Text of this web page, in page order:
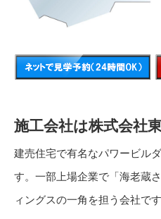
施工会社は株式会社
建売住宅で有名なパワービル
す。一部上場企業で「海老蔵
ィングスの一角を担う会社です